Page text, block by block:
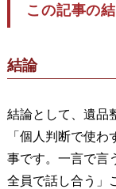
この記事の
結論
結論として、遺品
「個人判断で使
事です。一言で言
全員で話し合う」